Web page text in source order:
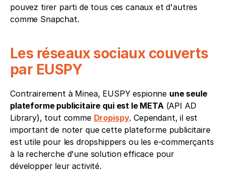
pouvez tirer parti de tous ces canaux et d'autres
comme Snapchat.
Les réseaux sociaux couverts
par EUSPY
Contrairement à Minea, EUSPY espionne une seule
plateforme publicitaire qui est le META (API AD
Library), tout comme Dropispy. Cependant, il est
important de noter que cette plateforme publicitaire
est utile pour les dropshippers ou les e-commerçants
à la recherche d'une solution efficace pour
développer leur activité.